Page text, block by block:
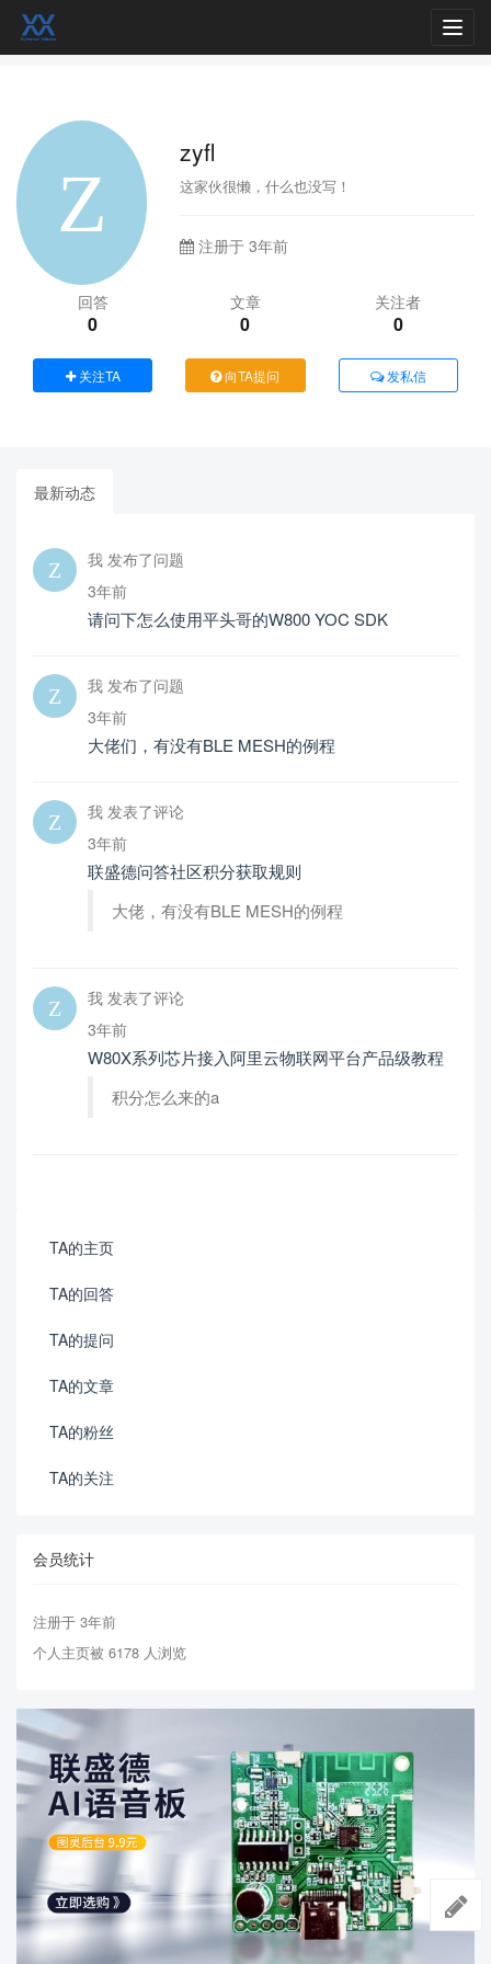
zyfl
这家伙很懒，什么也没写！
注册于 3年前
回答
0
文章
0
关注者
0
关注TA 向TA提问 发私信
最新动态
我 发布了问题
3年前
请问下怎么使用平头哥的W800 YOC SDK
我 发布了问题
3年前
大佬们，有没有BLE MESH的例程
我 发表了评论
3年前
联盛德问答社区积分获取规则
大佬，有没有BLE MESH的例程
我 发表了评论
3年前
W80X系列芯片接入阿里云物联网平台产品级教程
积分怎么来的a
TA的主页
TA的回答
TA的提问
TA的文章
TA的粉丝
TA的关注
会员统计
注册于 3年前
个人主页被 6178 人浏览